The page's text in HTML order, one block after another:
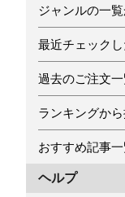
ジャンルの一
最近チェック
過去のご注文
ランキングか
おすすめ記事
ヘルプ